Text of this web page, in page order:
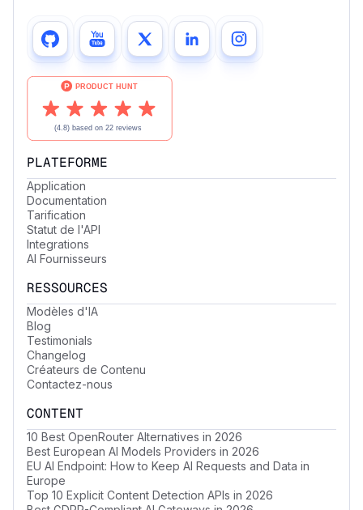
PLATEFORME
Application
Documentation
Tarification
Statut de l'API
Integrations
AI Fournisseurs
RESSOURCES
Modèles d'IA
Blog
Testimonials
Changelog
Créateurs de Contenu
Contactez-nous
CONTENT
10 Best OpenRouter Alternatives in 2026
Best European AI Models Providers in 2026
EU AI Endpoint: How to Keep AI Requests and Data in
Europe
Top 10 Explicit Content Detection APIs in 2026